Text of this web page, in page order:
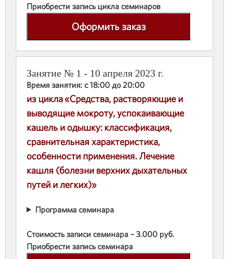
Приобрести запись цикла семинаров
Оформить заказ
Занятие № 1 - 10 апреля 2023 г.
Время занятия: с 18:00 до 20:00
из цикла «Средства, растворяющие и
выводящие мокроту, успокаивающие
кашель и одышку: классификация,
сравнительная характеристика,
особенности применения. Лечение
кашля (болезни верхних дыхательных
путей и легких)»
Программа семинара
Стоимость записи семинара – 3.000 руб.
Приобрести запись семинара